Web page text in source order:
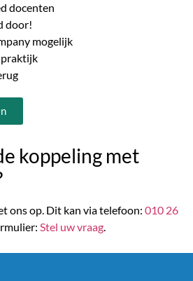
docenten
door!
mogelijk
praktijk
koppeling met
ons op. Dit kan via telefoon: 010 26
Stel uw vraag.